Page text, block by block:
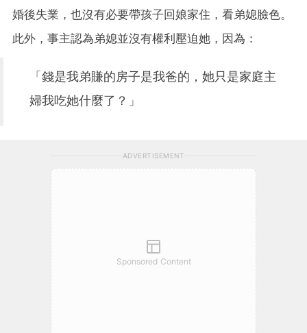
婚後失業，也沒有必要帶孩子回娘家住，看弟媳臉色。
此外，事主認為弟媳並沒有權利壓迫她，因為：
「錢是我弟賺的房子是我爸的，她只是家庭主
婦我吃她什麼了？」
ADVERTISEMENT
Sponsored Content